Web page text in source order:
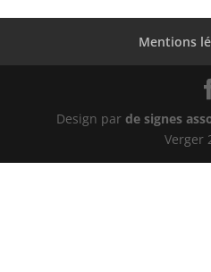
Mentions
Design parde signes
Verger